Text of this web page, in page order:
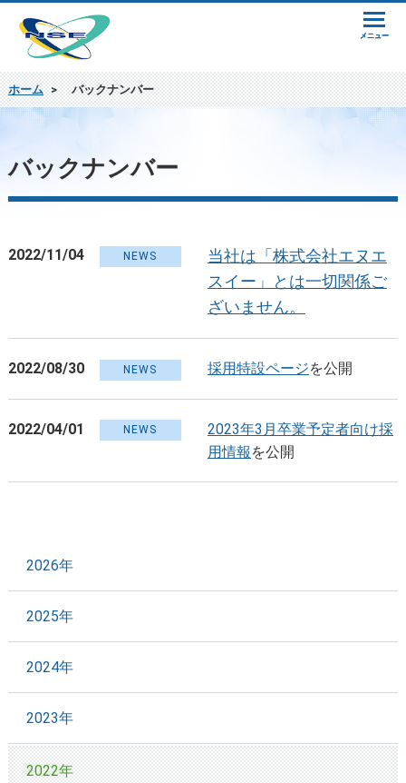
ホーム > バックナンバー
バックナンバー
2022/11/04 NEWS
当社は「株式会社エヌエ
スイー」とは一切関係ご
ざいません。
2022/08/30 NEWS 採用特設ページを公開
2022/04/01 NEWS
2023年3月卒業予定者向け採
用情報 を公開
2026年
2025年
2024年
2023年
2022年